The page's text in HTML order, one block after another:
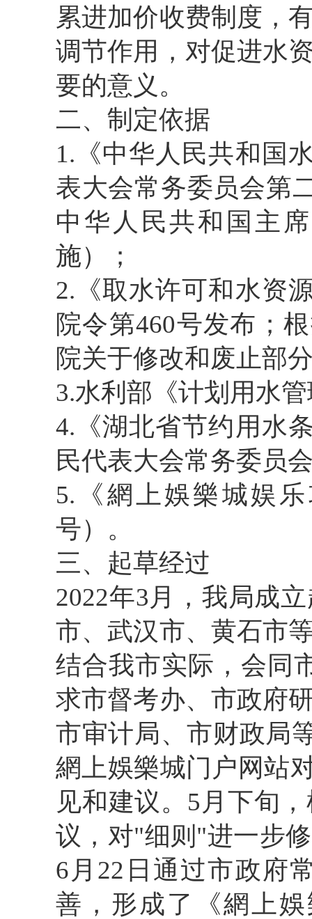
累进加价收费制度，
调节作用，对促进水
要的意义。
二、制定依据
1. 《中华人民共和国
表大会常务委员会第
中华人民共和国主
施）；
2. 《取水许可和水资
院令第460号发布；
院关于修改和废止部
3.水利部《计划用水
4. 《湖北省节约用水
民代表大会常务委员
5. 《網上娛樂城娱
号）。
三、起草经过
2022年3 月，我局成
市、 武汉市、黄石市
结合我市实际， 会同
求市督考办、市政府
市审计局、市财政局
網上娛樂城门户网站
见和建议。 5 月下旬，
议 ， 对"细则 "进一步
6 月 22 日通过市政府
善，形成了 《網上